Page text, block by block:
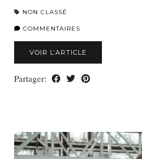
NON CLASSÉ
COMMENTAIRES
VOIR L’ARTICLE
Partager: